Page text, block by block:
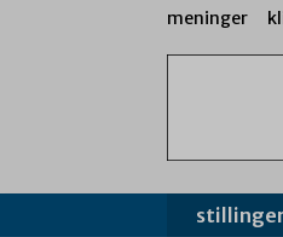
meninger